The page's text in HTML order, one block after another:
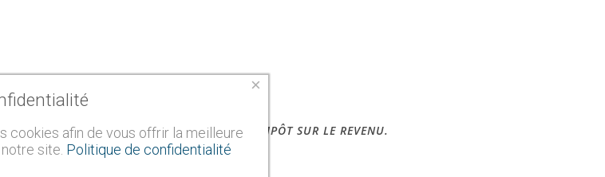
2024 EN
DE VOTRE DON EST DÉDUCTIBLE DE VOTRE IMPÔT SUR LE REVENU.
DE LA FONDATION GLNF.
×
cookies afin de vous offrir la meilleure
site. Politique de confidentialité